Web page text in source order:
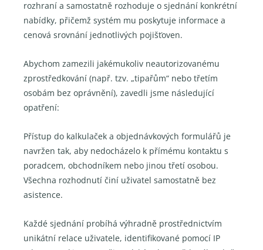
rozhraní a samostatně rozhoduje o sjednání konkrétní
nabídky, přičemž systém mu poskytuje informace a
cenová srovnání jednotlivých pojišťoven.
Abychom zamezili jakémukoliv neautorizovanému
zprostředkování (např. tzv. „tipařům“ nebo třetím
osobám bez oprávnění), zavedli jsme následující
opatření:
Přístup do kalkulaček a objednávkových formulářů je
navržen tak, aby nedocházelo k přímému kontaktu s
poradcem, obchodníkem nebo jinou třetí osobou.
Všechna rozhodnutí činí uživatel samostatně bez
asistence.
Každé sjednání probíhá výhradně prostřednictvím
unikátní relace uživatele, identifikované pomocí IP